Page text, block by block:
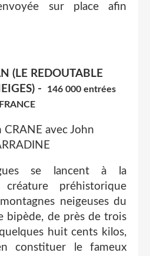
sur place afin
(LE REDOUTABLE
-
146 000 entrées
FRANCE
CRANE avec John
se lancent à la
préhistorique
neigeuses du
bipède, de près de trois
huit cents kilos,
constituer le fameux